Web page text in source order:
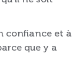
confiance et à
que y a